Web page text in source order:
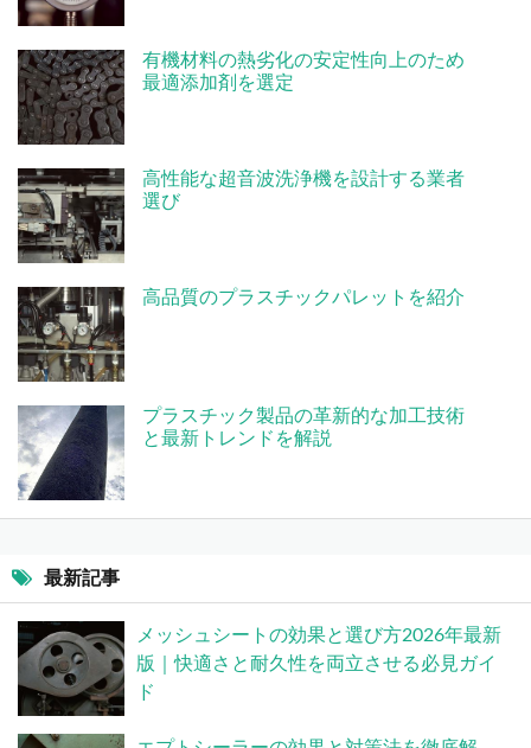
有機材料の熱劣化の安定性向上のため
最適添加剤を選定
高性能な超音波洗浄機を設計する業者
選び
高品質のプラスチックパレットを紹介
プラスチック製品の革新的な加工技術
と最新トレンドを解説
最新記事
メッシュシートの効果と選び方2026年最新
版｜快適さと耐久性を両立させる必見ガイ
ド